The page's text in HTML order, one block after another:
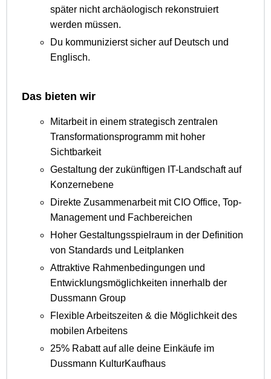
später nicht archäologisch rekonstruiert
werden müssen.
Du kommunizierst sicher auf Deutsch und
Englisch.
Das bieten wir
Mitarbeit in einem strategisch zentralen
Transformationsprogramm mit hoher
Sichtbarkeit
Gestaltung der zukünftigen IT-Landschaft auf
Konzernebene
Direkte Zusammenarbeit mit CIO Office, Top-
Management und Fachbereichen
Hoher Gestaltungsspielraum in der Definition
von Standards und Leitplanken
Attraktive Rahmenbedingungen und
Entwicklungsmöglichkeiten innerhalb der
Dussmann Group
Flexible Arbeitszeiten & die Möglichkeit des
mobilen Arbeitens
25% Rabatt auf alle deine Einkäufe im
Dussmann KulturKaufhaus